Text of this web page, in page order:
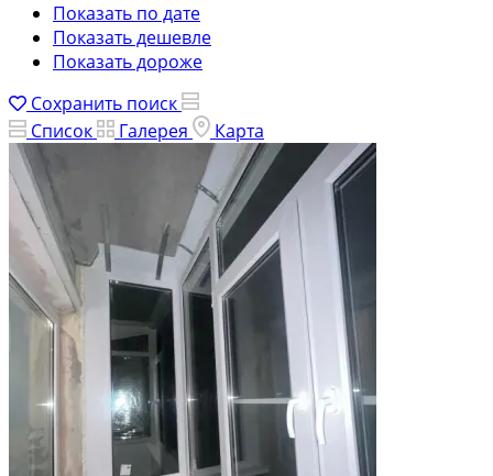
Показать по дате
Показать дешевле
Показать дороже
Сохранить поиск
Список
Галерея Карта